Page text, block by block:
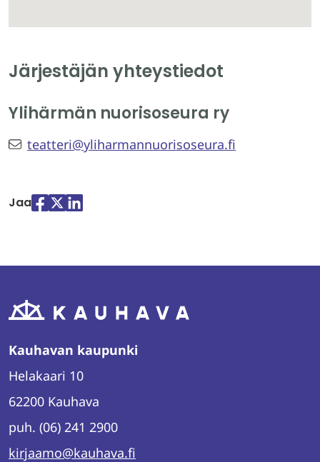
Järjestäjän yhteystiedot
Ylihärmän nuorisoseura ry
teatteri@yliharmannuorisoseura.fi
Jaa
"Facebook"
"X""LinkedIn"
Kauhavan kaupunki
Helakaari 10
62200 Kauhava
puh. (06) 241 2900
kirjaamo@kauhava.fi